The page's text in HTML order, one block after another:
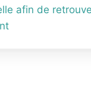
afin de